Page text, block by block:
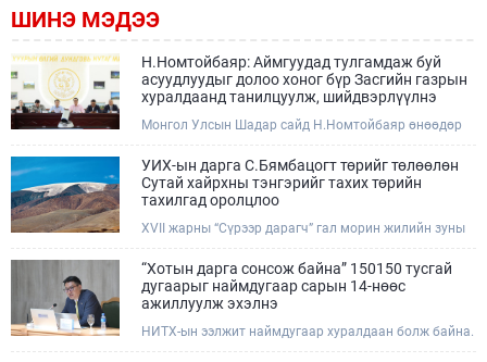
ШИНЭ МЭДЭЭ
Н.Номтойбаяр: Аймгуудад тулгамдаж буй
асуудлуудыг долоо хоног бүр Засгийн газрын
хуралдаанд танилцуулж, шийдвэрлүүлнэ
Монгол Улсын Шадар сайд Н.Номтойбаяр өнөөдөр
сайдын 10 дугаар албан даалгавар, Улсын Онцгой
комиссын даргын 3 дугаар тушаалын хүрээнд
Өмнөговь аймагт байгаль орчин, уул уурхайн 358
зөрчил илрүүлж, 200 гаруйг нь арилгуулаад байна.
УИХ-ын дарга С.Бямбацогт төрийг төлөөлөн
Сутай хайрхны тэнгэрийг тахих төрийн
тахилгад оролцлоо
XVII жарны “Сүрээр дарагч” гал морин жилийн зуны
өдөр /2026.08.06/ Сутай хайрхны тэнгэрийг тайх
төрийн тахилга боллоо.
“Хотын дарга сонсож байна” 150150 тусгай
дугаарыг наймдугаар сарын 14-нөөс
ажиллуулж эхэлнэ
НИТХ-ын ээлжит наймдугаар хуралдаан болж байна.